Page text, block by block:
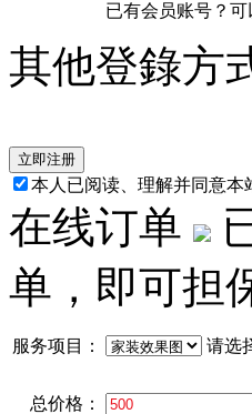
已有会员账号？可
其他登錄方
本人已阅读、理解并同意本
在线订单
单，即可担
服务项目： 请选
总价格：